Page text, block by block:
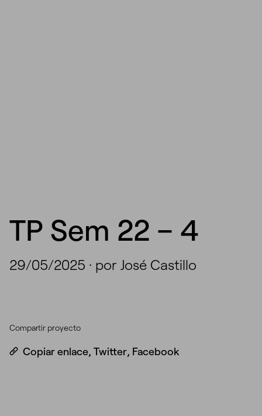
TP Sem 22 – 4
29/05/2025 · por José Castillo
Compartir proyecto
Copiar enlace, Twitter, Facebook